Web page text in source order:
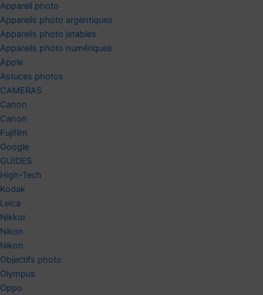
Appareil photo
Appareils photo argentiques
Appareils photo jetables
Appareils photo numériques
Apple
Astuces photos
CAMERAS
Canon
Canon
Fujifilm
Google
GUIDES
High-Tech
Kodak
Leica
Nikkor
Nikon
Nikon
Objectifs photo
Olympus
Oppo